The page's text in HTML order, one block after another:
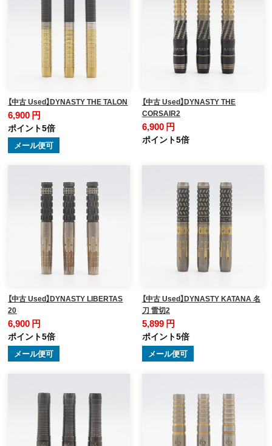
【中古 Used】DYNASTY THE TALON
6,900 円
ポイント5倍
メール便可
【中古 Used】DYNASTY THE
CORSAIR2
6,900 円
ポイント5倍
【中古 Used】DYNASTY LIBERTAS
20
6,900 円
ポイント5倍
メール便可
【中古 Used】DYNASTY KATANA 名
刀 雷切2
5,899 円
ポイント5倍
メール便可